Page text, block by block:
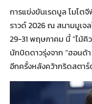
การแข่งขันเรดบูล โมโต
ราวด์ 2026 ณ สนามมูเจ
29-31 พฤษภาคม นี้ “ไม้
นักบิดดาวรุ่งจาก “ฮอนด้
อีกครั้งหลังคว้ากริดสตา